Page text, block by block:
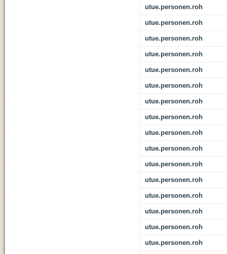
utue.personen.roh
utue.personen.roh
utue.personen.roh
utue.personen.roh
utue.personen.roh
utue.personen.roh
utue.personen.roh
utue.personen.roh
utue.personen.roh
utue.personen.roh
utue.personen.roh
utue.personen.roh
utue.personen.roh
utue.personen.roh
utue.personen.roh
utue.personen.roh